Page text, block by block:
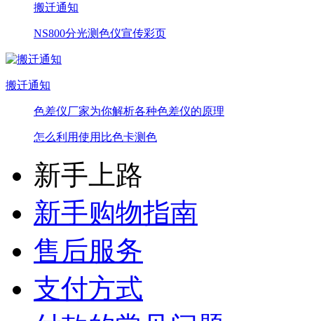
搬迁通知
NS800分光测色仪宣传彩页
搬迁通知
色差仪厂家为你解析各种色差仪的原理
怎么利用使用比色卡测色
新手上路
新手购物指南
售后服务
支付方式